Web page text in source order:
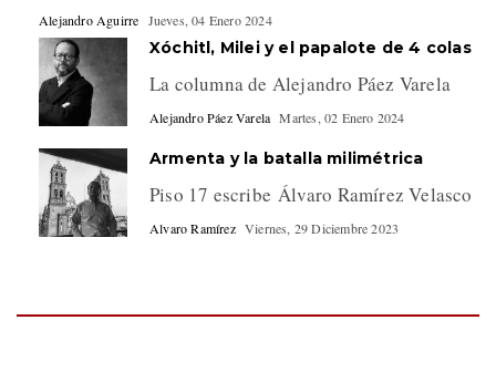
Alejandro Aguirre Jueves, 04 Enero 2024
Xóchitl, Milei y el papalote de 4 colas
La columna de Alejandro Páez Varela
Alejandro Páez Varela Martes, 02 Enero 2024
Armenta y la batalla milimétrica
Piso 17 escribe Álvaro Ramírez Velasco
Alvaro Ramírez Viernes, 29 Diciembre 2023